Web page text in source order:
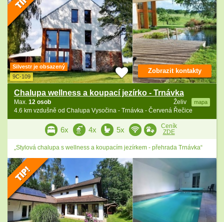
Silvestr je obsazený
9C-109
Chalupa wellness a koupací jezírko - Trnávka
Želiv mapa
Max. 12 osob
4.6 km vzdušně od Chalupa Vysočina - Trnávka - Červená Řečice
Zobrazit kontakty
6x 4x 5x
Ceník
ZDE
„Stylová chalupa s wellness a koupacím jezírkem - přehrada Trnávka“